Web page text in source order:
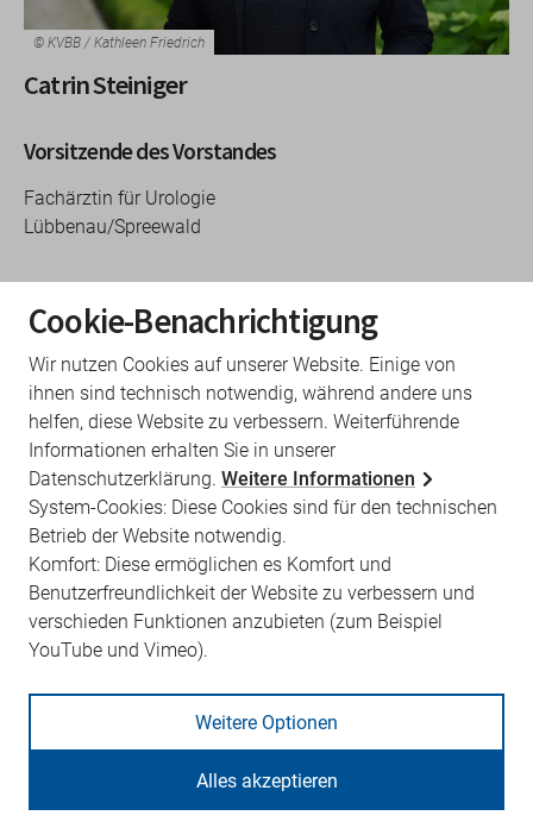
© KVBB / Kathleen Friedrich
Catrin Steiniger
Vorsitzende des Vorstandes
Fachärztin für Urologie
Lübbenau/Spreewald
© KVBB / Kathleen Friedrich
Dr. med. Stefan Roßbach-Kurschat
Stellvertretender Vorsitzender des Vorstandes
Facharzt für Allgemeinmedizin
Cookie-Benachrichtigung
Wir nutzen Cookies auf unserer Website. Einige von
ihnen sind technisch notwendig, während andere uns
helfen, diese Website zu verbessern. Weiterführende
Informationen erhalten Sie in unserer
Datenschutzerklärung. Weitere Informationen
System-Cookies: Diese Cookies sind für den technischen
Betrieb der Website notwendig.
Komfort: Diese ermöglichen es Komfort und
Benutzerfreundlichkeit der Website zu verbessern und
verschieden Funktionen anzubieten (zum Beispiel
YouTube und Vimeo).
Weitere Optionen
Alles akzeptieren